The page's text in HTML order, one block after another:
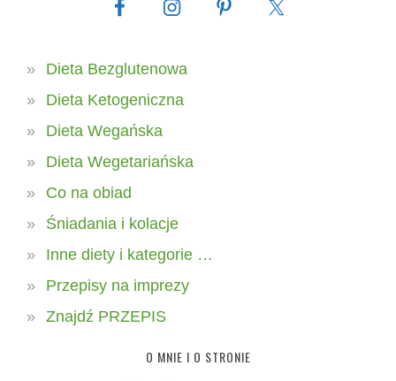
Dieta Bezglutenowa
Dieta Ketogeniczna
Dieta Wegańska
Dieta Wegetariańska
Co na obiad
Śniadania i kolacje
Inne diety i kategorie …
Przepisy na imprezy
Znajdź PRZEPIS
O MNIE I O STRONIE